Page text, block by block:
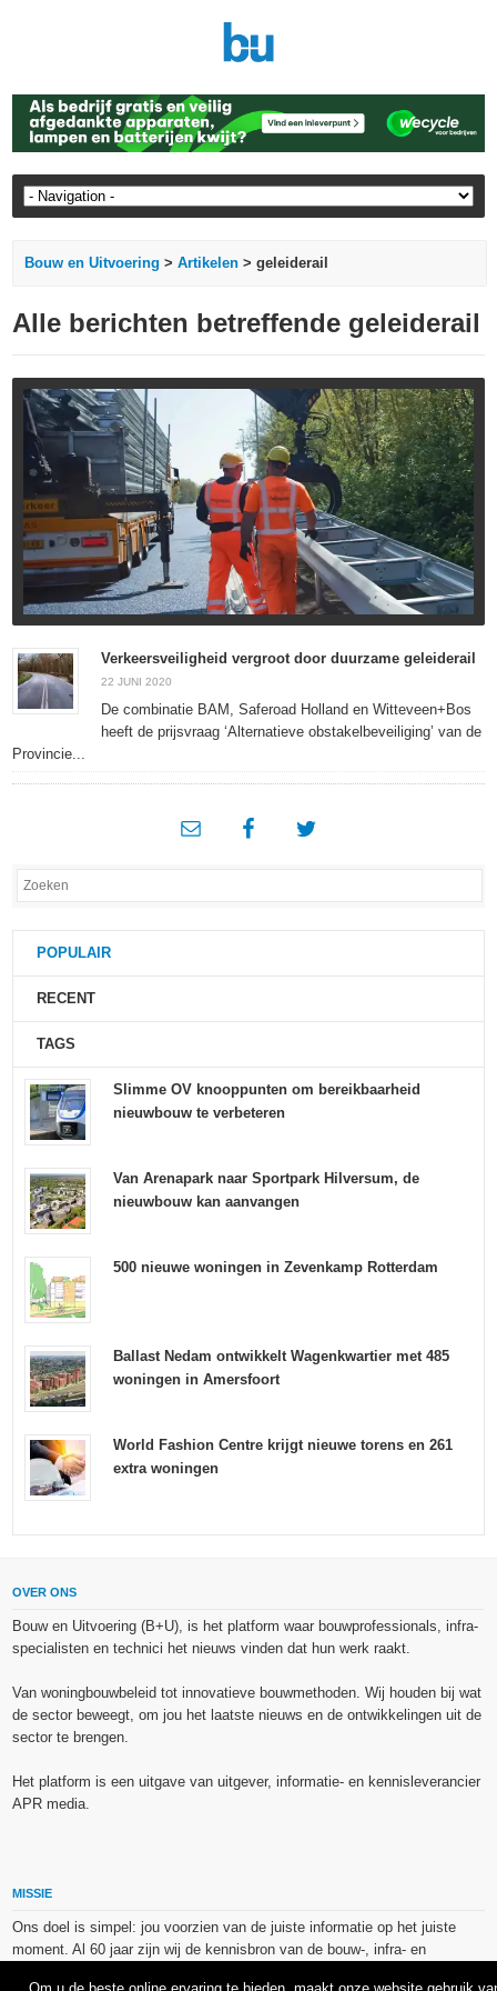
Bouw en Uitvoering >Artikelen > geleiderail
Alle berichten betreffende geleiderail
Verkeersveiligheid vergroot door duurzame geleiderail
22 JUNI 2020
De combinatie BAM, Saferoad Holland en Witteveen+Bos
heeft de prijsvraag ‘Alternatieve obstakelbeveiliging’ van de
Provincie...
POPULAIR
RECENT
TAGS
Slimme OV knooppunten om bereikbaarheid
nieuwbouw te verbeteren
Van Arenapark naar Sportpark Hilversum, de
nieuwbouw kan aanvangen
500 nieuwe woningen in Zevenkamp Rotterdam
Ballast Nedam ontwikkelt Wagenkwartier met 485
woningen in Amersfoort
World Fashion Centre krijgt nieuwe torens en 261
extra woningen
OVER ONS
Bouw en Uitvoering (B+U), is het platform waar bouwprofessionals, infra-
specialisten en technici het nieuws vinden dat hun werk raakt.
Van woningbouwbeleid tot innovatieve bouwmethoden. Wij houden bij wat
de sector beweegt, om jou het laatste nieuws en de ontwikkelingen uit de
sector te brengen.
Het platform is een uitgave van uitgever, informatie- en kennisleverancier
APR media.
MISSIE
Ons doel is simpel: jou voorzien van de juiste informatie op het juiste
moment. Al 60 jaar zijn wij de kennisbron van de bouw-, infra- en